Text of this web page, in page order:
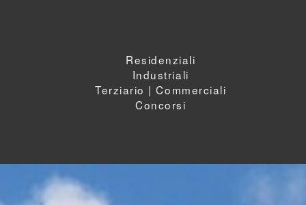
Residenziali
Industriali
Terziario | Commerciali
Concorsi